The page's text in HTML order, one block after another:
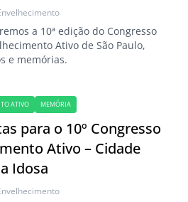
a 10ª edição do Congresso
Ativo de São Paulo,
e memórias.
ATIVO MEMÓRIA
para o 10º Congresso
Ativo – Cidade
Idosa